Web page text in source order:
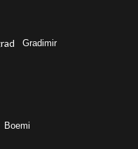
Gradimir
Boemi